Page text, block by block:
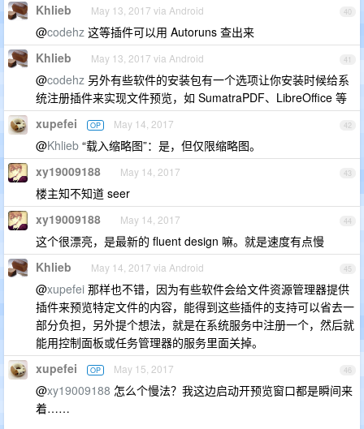
40
Khlieb May 13, 2017 via Android
@codehz 这等插件可以用 Autoruns 查出来
41
Khlieb May 13, 2017 via Android
@codehz 另外有些软件的安装包有一个选项让你安装时候给系
统注册插件来实现文件预览，如 SumatraPDF、LibreOffice 等
42
xupefei OP May 14, 2017
@Khlieb “载入缩略图”：是，但仅限缩略图。
43
xy19009188 May 14, 2017
楼主知不知道 seer
44
xy19009188 May 14, 2017
这个很漂亮，是最新的 fluent design 嘛。就是速度有点慢
45
Khlieb May 14, 2017 via Android
@xupefei 那样也不错，因为有些软件会给文件资源管理器提供
插件来预览特定文件的内容，能得到这些插件的支持可以省去一
部分负担，另外提个想法，就是在系统服务中注册一个，然后就
能用控制面板或任务管理器的服务里面关掉。
46
xupefei OP May 15, 2017
@xy19009188 怎么个慢法？我这边启动开预览窗口都是瞬间来
着……